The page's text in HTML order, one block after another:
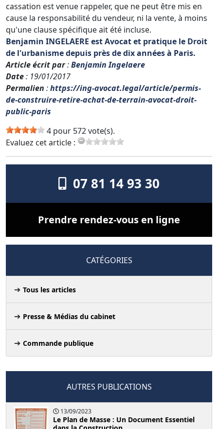
cassation est venue rappeler, que ne peut être mis en
cause la responsabilité du vendeur, ni la vente, à moins
qu'une clause spécifique ait été incluse.
Benjamin INGELAERE est Avocat et pratique le Droit
de l'urbanisme depuis près de dix années à Paris.
Article écrit par:Benjamin Ingelaere
Date: 19/01/2017
Permalien :https://ing-avocat.legal/article/permis-
de-construire-retire-achat-de-terrain-avocat-droit-
public-paris
4 pour 572 vote(s).
Evaluez cet article :
07 81 14 93 30
Prendre rendez-vous en ligne
CATÉGORIES
Tous les articles
Presse & Médias du cabinet
Commande publique
AUTRES PUBLICATIONS
13/09/2023
Le Plan de Masse : Un Document Essentiel